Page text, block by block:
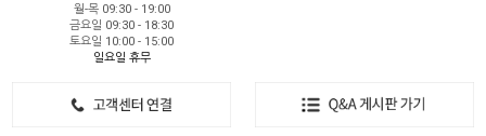
월-목 09:30 - 19:00
금요일 09:30 - 18:30
토요일 10:00 - 15:00
일요일 휴무